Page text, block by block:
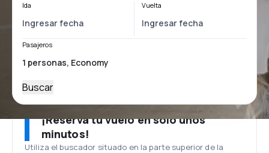
Ida Vuelta
Pasajeros
Buscar
¡Reserva tu vuelo en solo unos
minutos!
Utiliza el buscador situado en la parte superior de la